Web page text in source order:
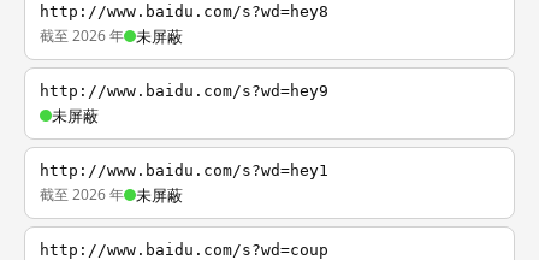
http://www.baidu.com/s?wd=hey8
截至 2026 年 未屏蔽
http://www.baidu.com/s?wd=hey9
未屏蔽
http://www.baidu.com/s?wd=hey1
截至 2026 年 未屏蔽
http://www.baidu.com/s?wd=coup